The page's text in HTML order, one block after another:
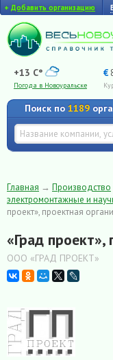
+ Добавить организацию
+13 C°
Погода в Новоуральске
€
Поиск по 1189
Главная → Производство
электромонтажные и
проект», проектная
«Град проект»,
ООО «ГРАД ПРОЕКТ»